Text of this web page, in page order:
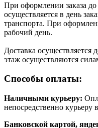
При оформлении заказа до
осуществляется в день
транспорта. При
рабочий день.
Доставка осуществляется
этаж осуществляются
Способы оплаты:
Наличными курьеру:
непосредственно курьеру
Банковской картой,